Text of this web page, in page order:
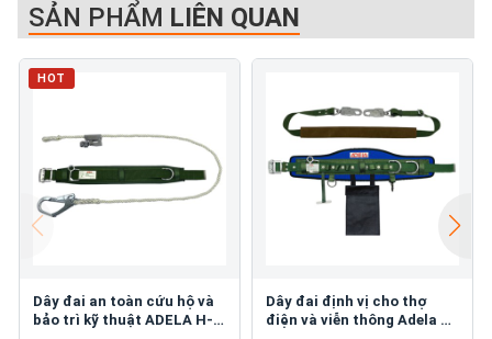
SẢN PHẨM LIÊN QUAN
HOT
Dây đai an toàn cứu hộ và
bảo trì kỹ thuật ADELA H-
Dây đai định vị cho thợ
điện và viễn thông Adela H-